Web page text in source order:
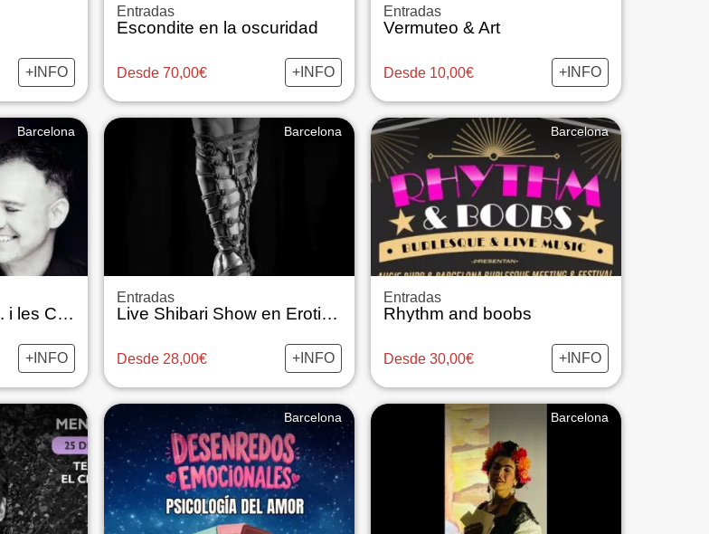
+INFO
Entradas
Escondite en la oscuridad
Desde 70,00€ +INFO
Entradas
Vermuteo & Art
Desde 10,00€ +INFO
Barcelona
Tu, jo... i Vosaltres... i les Cançons
+INFO
Barcelona
Entradas
Live Shibari Show en Erotic Museum
Desde 28,00€ +INFO
Barcelona
Entradas
Rhythm and boobs
Desde 30,00€ +INFO
Barcelona Barcelona